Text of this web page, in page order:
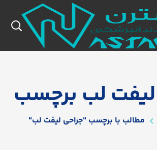
لب برچسب
مطالب با برچسب "جراحی لیفت لب"